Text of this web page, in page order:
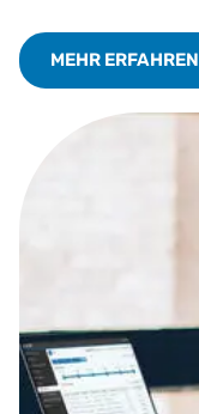
MEHR ERFAHREN